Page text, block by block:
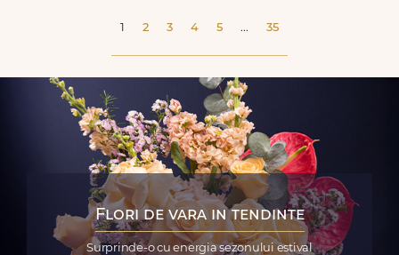
1 2 3 4 5 ... 35
Flori de vara in tendinte
Surprinde-o cu energia sezonului estival